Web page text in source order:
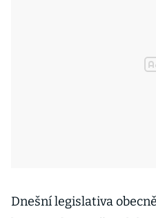
Dnešní legislativa